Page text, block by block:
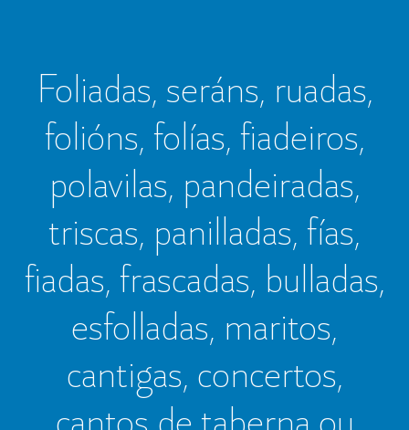
Foliadas, seráns, ruadas,
folións, folías, fiadeiros,
polavilas, pandeiradas,
triscas, panilladas, fías,
fiadas, frascadas, bulladas,
esfolladas, maritos,
cantigas, concertos,